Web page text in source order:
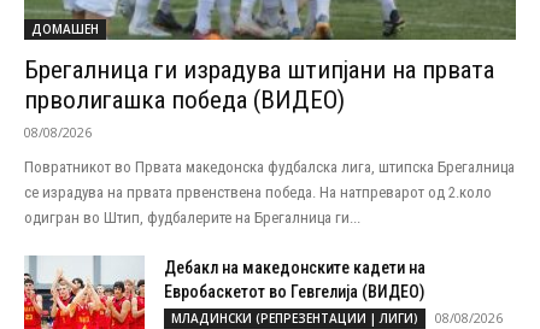
ДОМАШЕН
Брегалница ги израдува штипјани на првата
прволигашка победа (ВИДЕО)
08/08/2026
Повратникот во Првата македонска фудбалска лига, штипска Брегалница
се израдува на првата првенствена победа. На натпреварот од 2.коло
одигран во Штип, фудбалерите на Брегалница ги...
Дебакл на македонските кадети на
Евробаскетот во Гевгелија (ВИДЕО)
МЛАДИНСКИ (РЕПРЕЗЕНТАЦИИ | ЛИГИ) 08/08/2026